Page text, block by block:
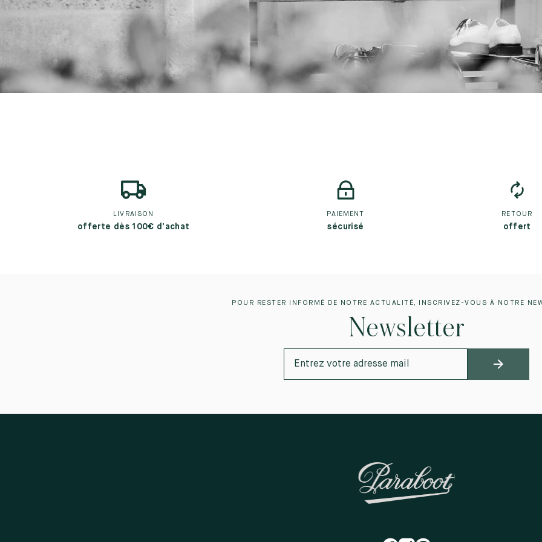
LIVRAISON
offerte dès 100€ d’achat
PAIEMENT
sécurisé
RETOUR
offert
POUR RESTER INFORMÉ DE NOTRE ACTUALITÉ, INSCRIVEZ-VOUS À NOTRE
Newsletter